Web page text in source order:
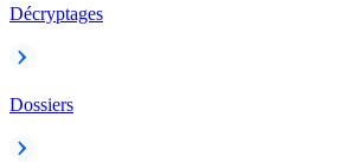
Décryptages
Dossiers